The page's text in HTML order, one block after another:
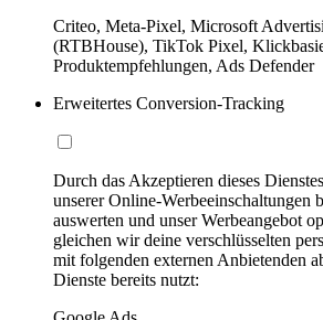
Criteo, Meta-Pixel, Microsoft
(RTBHouse), TikTok Pixel,
Produktempfehlungen, Ads Defender
Erweitertes Conversion-Tracking
Durch das Akzeptieren dieses
unserer Online-Werbeeinschaltungen
auswerten und unser Werbeangebot
gleichen wir deine verschlüsselten
mit folgenden externen Anbietenden
Dienste bereits nutzt: